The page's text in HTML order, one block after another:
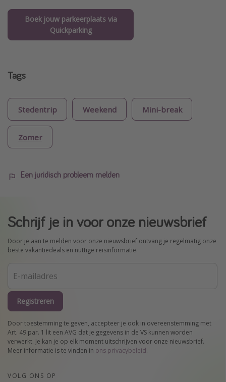
Boek jouw parkeerplaats via
Quickparking
Tags
Stedentrip Weekend Mini-break
Zomer
Een juridisch probleem melden
Schrijf je in voor onze nieuwsbrief
Door je aan te melden voor onze nieuwsbrief ontvang je regelmatig onze
beste vakantiedeals en nuttige reisinformatie.
Registreren
Door toestemming te geven, accepteer je ook in overeenstemming met
Art. 49 par. 1 lit een AVG dat je gegevens in de VS kunnen worden
verwerkt. Je kan je op elk moment uitschrijven voor onze nieuwsbrief.
Meer informatie is te vinden in ons privacybeleid.
VOLG ONS OP